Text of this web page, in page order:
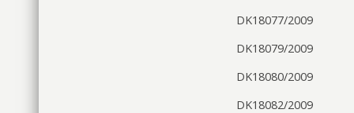
DK18077/2009
DK18079/2009
DK18080/2009
DK18082/2009